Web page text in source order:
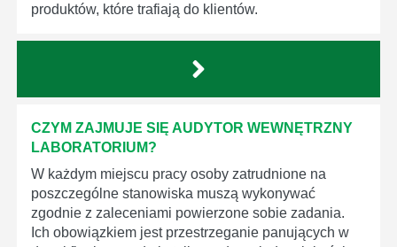
produktów, które trafiają do klientów.
CZYM ZAJMUJE SIĘ AUDYTOR WEWNĘTRZNY
LABORATORIUM?
W każdym miejscu pracy osoby zatrudnione na
poszczególne stanowiska muszą wykonywać
zgodnie z zaleceniami powierzone sobie zadania.
Ich obowiązkiem jest przestrzeganie panujących w